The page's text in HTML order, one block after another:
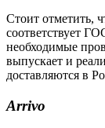
Стоит отметить,
соответствует
необходимые
выпускает и
доставляются в
Arrivo